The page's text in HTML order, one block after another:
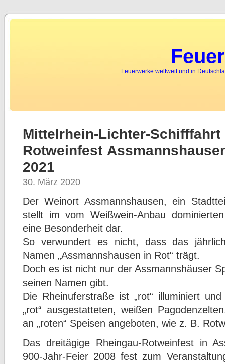
Feuerwerke weltweit und in
Mittelrhein-Lichter-
Rotweinfest
2021
30. März 2020
Der Weinort Assmannshausen, ein
stellt im vom Weißwein-Anbau
eine Besonderheit dar.
So verwundert es nicht, dass das
Namen „Assmannshausen in Rot“ trägt.
Doch es ist nicht nur der Assmannshäuser
seinen Namen gibt.
Die Rheinuferstraße ist „rot“ illuminiert
„rot“ ausgestatteten, weißen
an „roten“ Speisen angeboten, wie z. B.
Das dreitägige Rheingau-Rotweinfest in
900-Jahr-Feier 2008 fest zum